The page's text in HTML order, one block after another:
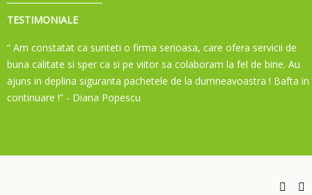
TESTIMONIALE
“ Am constatat ca sunteti o firma serioasa, care ofera servicii de
buna calitate si sper ca si pe viitor sa colaboram la fel de bine. Au
ajuns in deplina siguranta pachetele de la dumneavoastra ! Bafta in
continuare !” - Diana Popescu